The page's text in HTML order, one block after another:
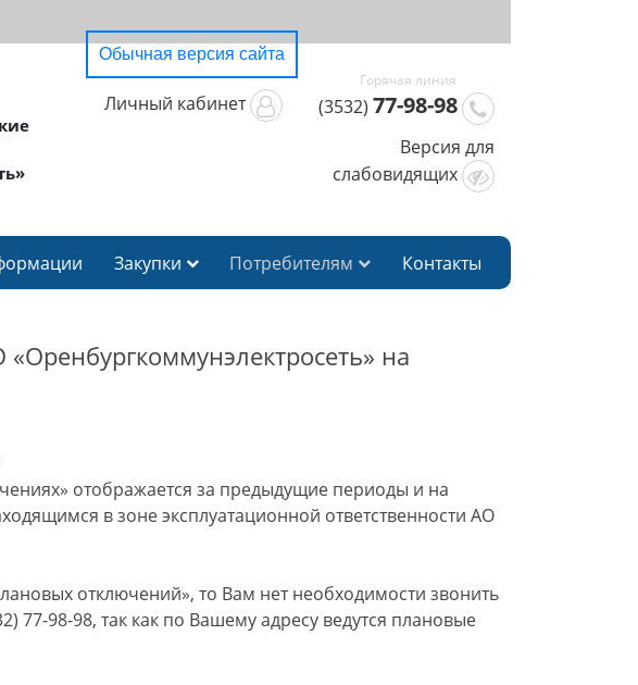
Обычная версия сайта
Личный кабинет (3532) 77-98-98
Версия для
слабовидящих
Закупки Потребителям Контакты
на
отображается за предыдущие периоды и на
в зоне эксплуатационной ответственности АО
отключений», то Вам нет необходимости звонить
77-98-98, так как по Вашему адресу ведутся плановые